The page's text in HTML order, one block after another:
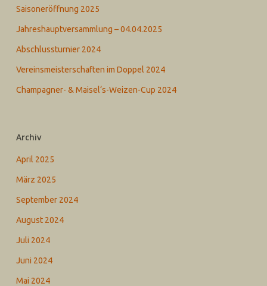
Saisoneröffnung 2025
Jahreshauptversammlung – 04.04.2025
Abschlussturnier 2024
Vereinsmeisterschaften im Doppel 2024
Champagner- & Maisel‘s-Weizen-Cup 2024
Archiv
April 2025
März 2025
September 2024
August 2024
Juli 2024
Juni 2024
Mai 2024